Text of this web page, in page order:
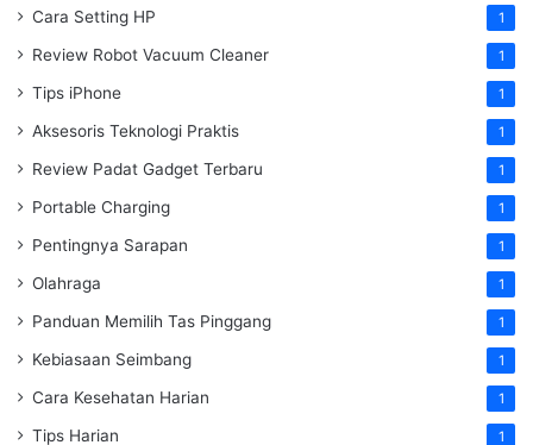
Cara Setting HP 1
Review Robot Vacuum Cleaner 1
Tips iPhone 1
Aksesoris Teknologi Praktis 1
Review Padat Gadget Terbaru 1
Portable Charging 1
Pentingnya Sarapan 1
Olahraga 1
Panduan Memilih Tas Pinggang 1
Kebiasaan Seimbang 1
Cara Kesehatan Harian 1
Tips Harian 1